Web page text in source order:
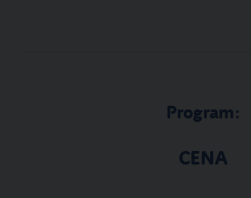
Program:
CENA